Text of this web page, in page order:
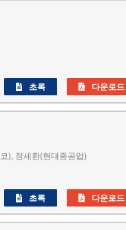
초록 다운로드
), 정세환(현대중공업)
초록 다운로드